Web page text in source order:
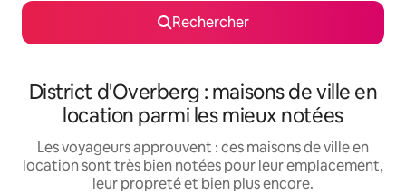
Rechercher
District d'Overberg : maisons de ville en
location parmi les mieux notées
Les voyageurs approuvent : ces maisons de ville en
location sont très bien notées pour leur emplacement,
leur propreté et bien plus encore.